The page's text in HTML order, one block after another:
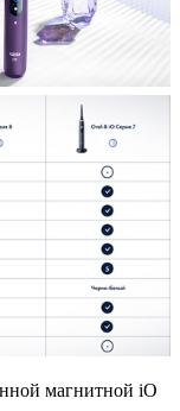
магнитной iO